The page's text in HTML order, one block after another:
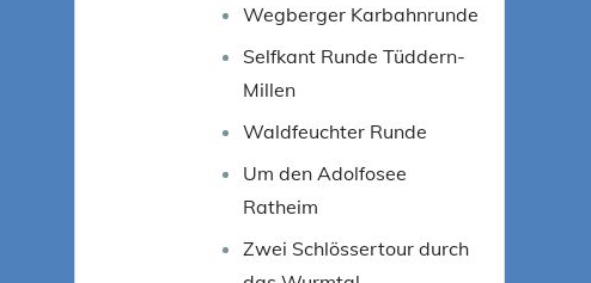
Wegberger Karbahnrunde
Selfkant Runde Tüddern-
Millen
Waldfeuchter Runde
Um den Adolfosee
Ratheim
Zwei Schlössertour durch